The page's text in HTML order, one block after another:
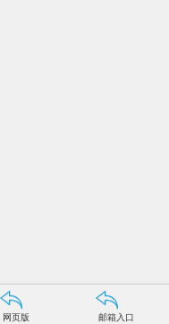
网页版 邮箱入口